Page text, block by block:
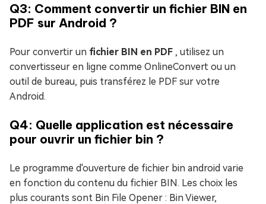
Q3: Comment convertir un fichier BIN en
PDF sur Android ?
Pour convertir un fichier BIN en PDF , utilisez un
convertisseur en ligne comme OnlineConvert ou un
outil de bureau, puis transférez le PDF sur votre
Android.
Q4: Quelle application est nécessaire
pour ouvrir un fichier bin ?
Le programme d'ouverture de fichier bin android varie
en fonction du contenu du fichier BIN. Les choix les
plus courants sont Bin File Opener : Bin Viewer,